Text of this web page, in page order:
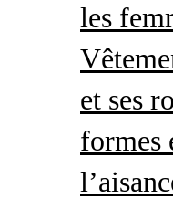
les
et ses
formes